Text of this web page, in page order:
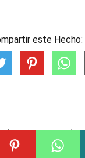
este Hecho:
Destacados